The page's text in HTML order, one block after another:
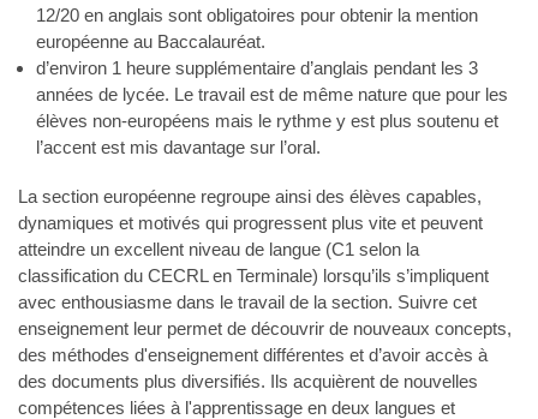
12/20 en anglais sont obligatoires pour obtenir la mention
européenne au Baccalauréat.
d’environ 1 heure supplémentaire d’anglais pendant les 3
années de lycée. Le travail est de même nature que pour les
élèves non-européens mais le rythme y est plus soutenu et
l’accent est mis davantage sur l’oral.
La section européenne regroupe ainsi des élèves capables,
dynamiques et motivés qui progressent plus vite et peuvent
atteindre un excellent niveau de langue (C1 selon la
classification du CECRL en Terminale) lorsqu’ils s’impliquent
avec enthousiasme dans le travail de la section. Suivre cet
enseignement leur permet de découvrir de nouveaux concepts,
des méthodes d'enseignement différentes et d’avoir accès à
des documents plus diversifiés. Ils acquièrent de nouvelles
compétences liées à l'apprentissage en deux langues et